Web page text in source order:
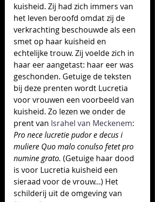
kuisheid. Zij had zich immers van
het leven beroofd omdat zij de
verkrachting beschouwde als een
smet op haar kuisheid en
echtelijke trouw. Zij voelde zich in
haar eer aangetast: haar eer was
geschonden. Getuige de teksten
bij deze prenten wordt Lucretia
voor vrouwen een voorbeeld van
kuisheid. Zo lezen we onder de
prent van Israhel van Meckenem:
Pro nece lucretie pudor e decus i
muliere Quo malo conulso fetet pro
numine grato. (Getuige haar dood
is voor Lucretia kuisheid een
sieraad voor de vrouw...) Het
schilderij uit de omgeving van